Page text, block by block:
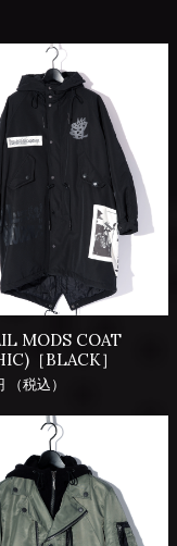
MODS COAT
［BLACK］
（税込）